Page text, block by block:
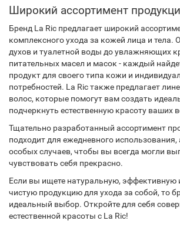
Широкий ассортимент
Бренд La Ric предлагает широкий
комплексного ухода за кожей лица и тела.
духов и туалетной воды до увлажняющих
питательных масел и масок - каждый
продукт для своего типа кожи и
потребностей. La Ric также предлагает
волос, которые помогут вам создать
подчеркнуть естественную красоту ваших
Тщательно разработанный ассортимент
подходит для ежедневного использования,
особых случаев, чтобы вы всегда могли
чувствовать себя прекрасно.
Если вы ищете натуральную, эффективную
чистую продукцию для ухода за собой, то
идеальный выбор. Откройте для себя
естественной красоты с La Ric!